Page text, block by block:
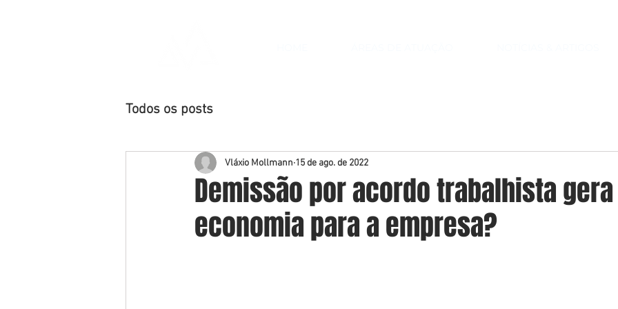
Todos os posts
Demissão por acordo trabalhista gera
economia para a empresa?
Vláxio Mollmann 15 de ago. de 2022